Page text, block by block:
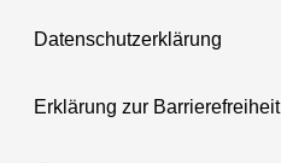
Datenschutzerklärung
Erklärung zur Barrierefreiheit